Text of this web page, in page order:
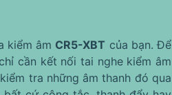
kiểm âm CR5-XBT của bạn. Để
cần kết nối tai nghe kiểm âm
tra những âm thanh đó qua